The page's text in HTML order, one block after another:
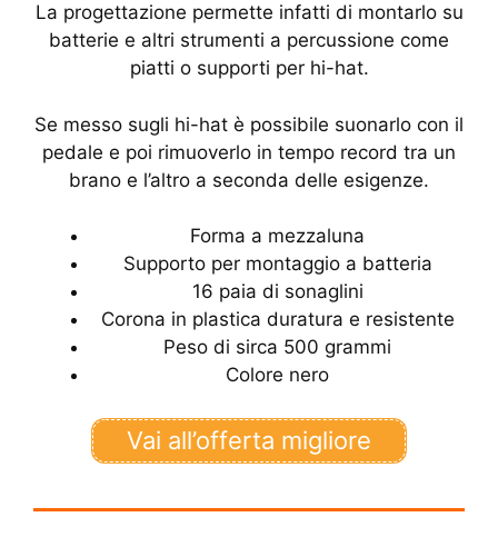
La progettazione permette infatti di montarlo su
batterie e altri strumenti a percussione come
piatti o supporti per hi-hat.
Se messo sugli hi-hat è possibile suonarlo con il
pedale e poi rimuoverlo in tempo record tra un
brano e l’altro a seconda delle esigenze.
Forma a mezzaluna
Supporto per montaggio a batteria
16 paia di sonaglini
Corona in plastica duratura e resistente
Peso di sirca 500 grammi
Colore nero
Vai all’offerta migliore